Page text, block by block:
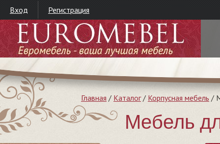
Вход Регистрация
Главная / Каталог/ Корпусная мебель /
Мебель